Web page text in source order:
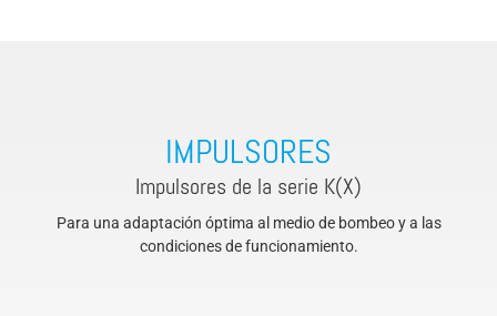
IMPULSORES
Impulsores de la serie K(X)
Para una adaptación óptima al medio de bombeo y a las
condiciones de funcionamiento.